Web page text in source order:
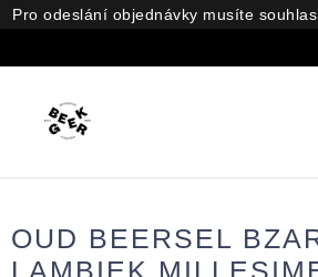
Přejít
na
Pro odeslání objednávky musíte
OUD BEERSEL
LAMBIEK